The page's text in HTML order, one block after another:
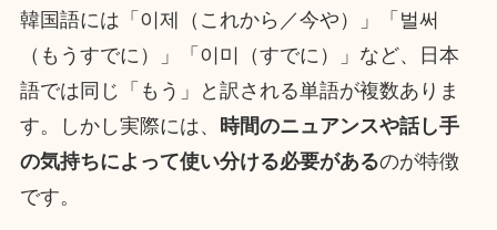
韓国語には「이제（これから／今や）」「벌써
（もうすでに）」「이미（すでに）」など、日本
語では同じ「もう」と訳される単語が複数ありま
す。しかし実際には、
時間のニュアンスや話し手
の気持ちによって使い分ける必要があるのが特徴
です。